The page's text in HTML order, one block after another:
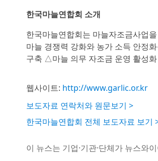
한국마늘연합회 소개
한국마늘연합회는 마늘자조금사업
마늘 경쟁력 강화와 농가 소득 안정
구축 △마늘 의무 자조금 운영 활성
웹사이트: http://www.garlic.or.kr
보도자료 연락처와 원문보기 >
한국마늘연합회 전체 보도자료 보기
이 뉴스는 기업·기관·단체가 뉴스와